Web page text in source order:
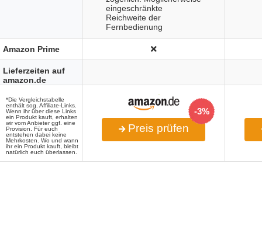
eingeschränkte
Reichweite der
Fernbedienung
-3%
Preis prüfen
Amazon Prime
Lieferzeiten auf
amazon.de
*Die Vergleichstabelle
enthält sog. Affiliate-Links.
Wenn ihr über diese Links
ein Produkt kauft, erhalten
wir vom Anbieter ggf. eine
Provision. Für euch
entstehen dabei keine
Mehrkosten. Wo und wann
ihr ein Produkt kauft, bleibt
natürlich euch überlassen.